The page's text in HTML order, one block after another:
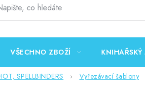
VŠECHNO ZBOŽÍ KNIHAŘSKÝ
SPELLBINDERS Vyřezávací šablony